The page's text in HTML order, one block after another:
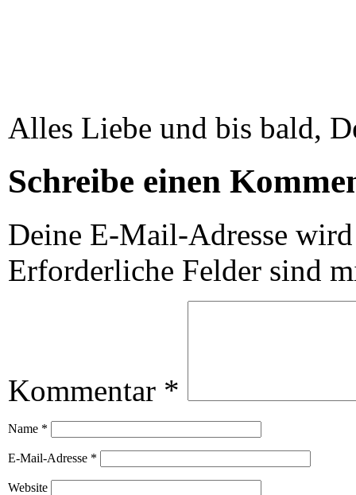
Alles Liebe und bis bald,
Schreibe einen
Deine E-Mail-Adresse
Erforderliche Felder sind
Kommentar *
Name *
E-Mail-Adresse *
Website